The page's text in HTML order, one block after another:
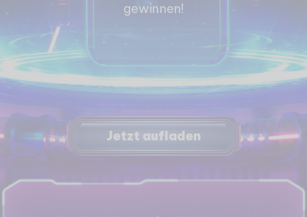
gewinnen!
Jetzt aufladen